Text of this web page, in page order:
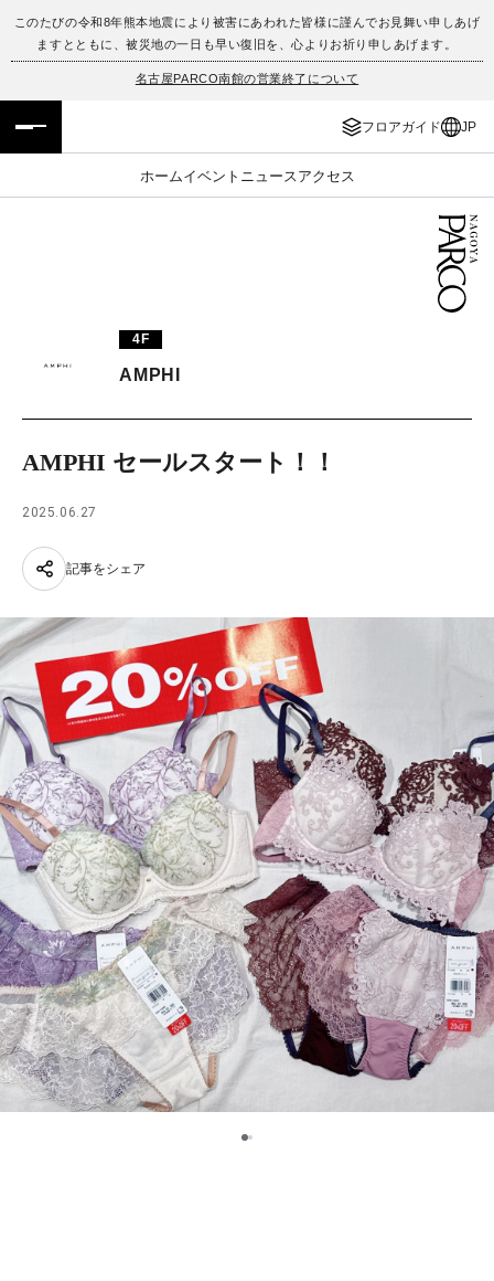
このたびの令和8年熊本地震により被害にあわれた皆様に謹んでお見舞い申しあげ
ますとともに、被災地の一日も早い復旧を、心よりお祈り申しあげます。
名古屋PARCO南館の営業終了について
フロアガイド JP
ホームイベント ニュース アクセス
フロアガイド
イベント・ポップアップ
TAX FREE
JP
ENGLISH
4F
AMPHI
AMPHI セールスタート！！
2025.06.27
記事をシェア
1